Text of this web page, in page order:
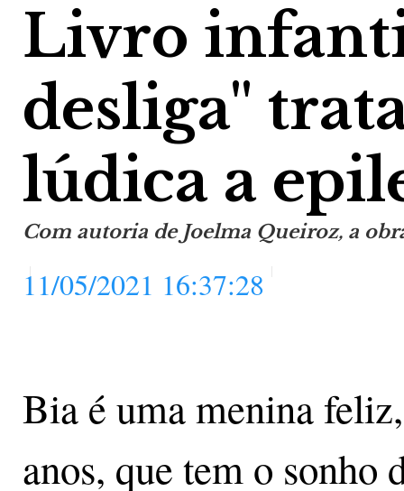
Livro
desliga"
lúdica a
Com autoria de Joelma Queiroz, a
11/05/2021 16:37:28
Bia é uma menina
anos, que tem o sonho